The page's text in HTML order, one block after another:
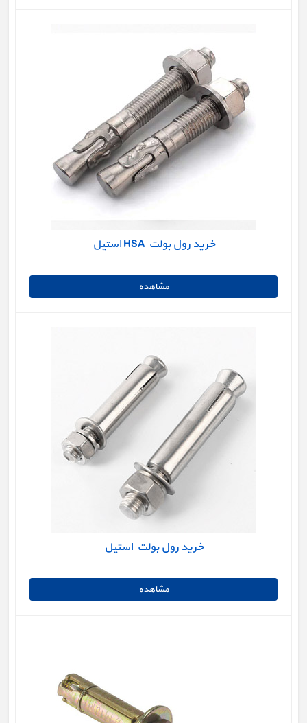
خرید رول بولت HSA استیل
خرید رول بولت استیل